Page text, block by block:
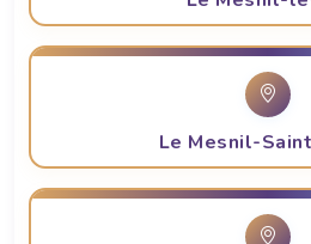
Le Mesnil-